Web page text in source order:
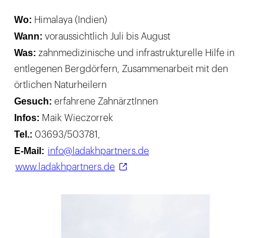
Wo: Himalaya (Indien)
Wann: voraussichtlich Juli bis August
Was: zahnmedizinische und infrastrukturelle Hilfe in
entlegenen Bergdörfern, Zusammenarbeit mit den
örtlichen Naturheilern
Gesuch: erfahrene ZahnärztInnen
Infos: Maik Wieczorrek
Tel.: 03693/503781,
E-Mail: info@ladakhpartners.de
www.ladakhpartners.de